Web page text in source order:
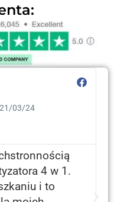
17/05/24
z
4 w 1.
klimatyzacji